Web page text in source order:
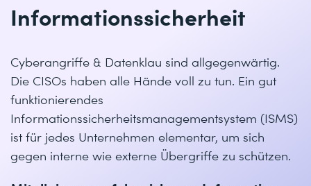
Informationssicherheit
Cyberangriffe & Datenklau sind allgegenwärtig.
Die CISOs haben alle Hände voll zu tun. Ein gut
funktionierendes
Informationssicherheitsmanagementsystem (ISMS)
ist für jedes Unternehmen elementar, um sich
gegen interne wie externe Übergriffe zu schützen.